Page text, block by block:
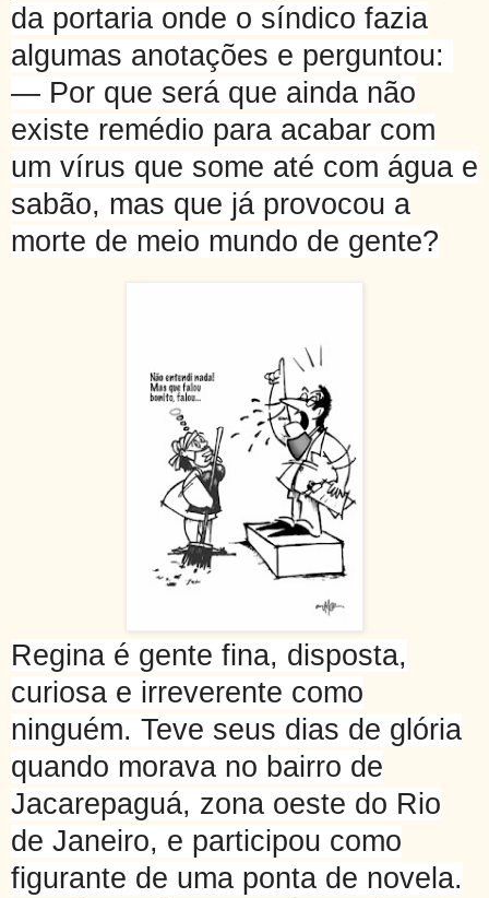
da portaria onde o síndico fazia
algumas anotações e perguntou:
— Por que será que ainda não
existe remédio para acabar com
um vírus que some até com água e
sabão, mas que já provocou a
morte de meio mundo de gente?
Regina é gente fina, disposta,
curiosa e irreverente como
ninguém. Teve seus dias de glória
quando morava no bairro de
Jacarepaguá, zona oeste do Rio
de Janeiro, e participou como
figurante de uma ponta de novela.